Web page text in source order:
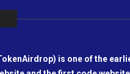
is one of the